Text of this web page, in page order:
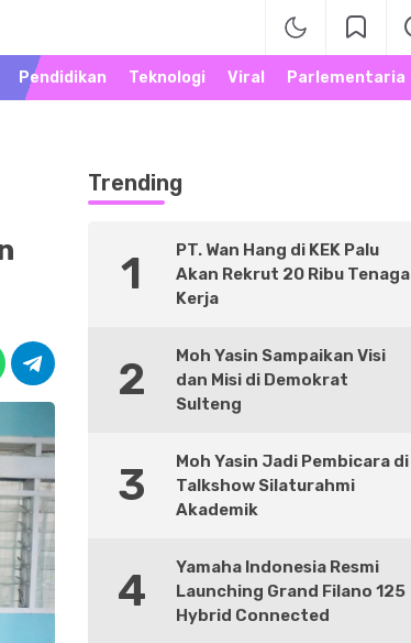
Pendidikan Teknologi Viral Parlementaria
Trending
1
PT. Wan Hang di KEK Palu
Akan Rekrut 20 Ribu Tenaga
Kerja
2
Moh Yasin Sampaikan Visi
dan Misi di Demokrat
Sulteng
3
Moh Yasin Jadi Pembicara di
Talkshow Silaturahmi
Akademik
4
Yamaha Indonesia Resmi
Launching Grand Filano 125
Hybrid Connected